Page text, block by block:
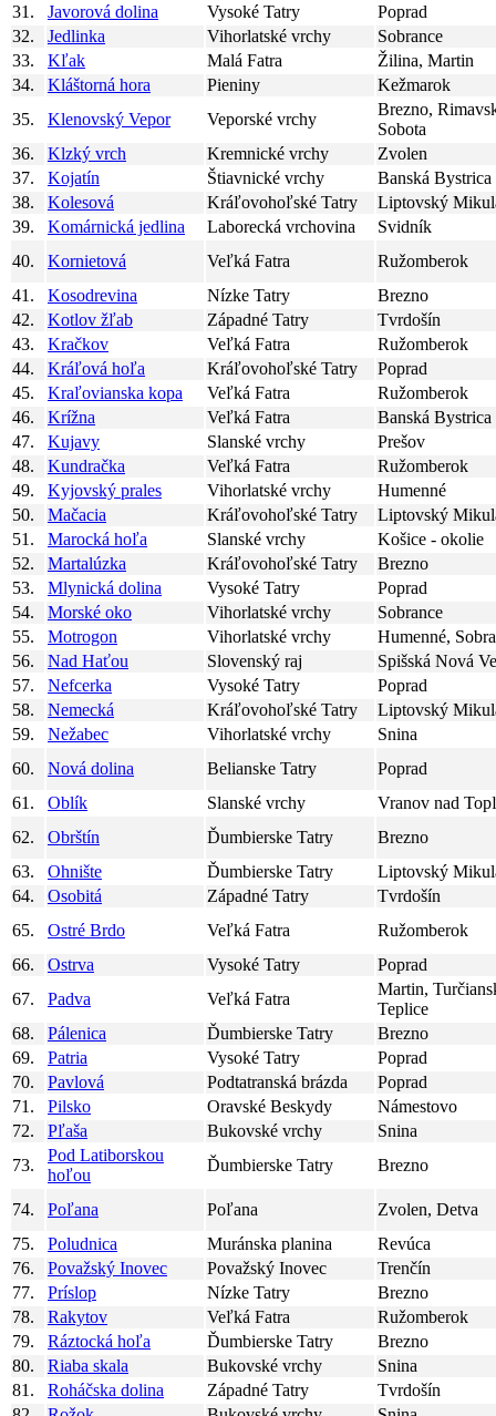
31.
Javorová dolina Vysoké Tatry
Poprad
32.
Jedlinka Vihorlatské vrchy
Sobrance
33.
Kľak Malá Fatra
Žilina, Martin
34.
Kláštorná hora Pieniny
Kežmarok
35.
Klenovský Vepor Veporské vrchy
Brezno,
Sobota
36.
Klzký vrch Kremnické vrchy
Zvolen
37.
Kojatín Štiavnické vrchy
Banská Bystrica
38.
Kolesová Kráľovohoľské Tatry
Liptovský
39.
Komárnická jedlina Laborecká vrchovina
Svidník
40.
Kornietová Veľká Fatra
Ružomberok
41.
Kosodrevina Nízke Tatry
Brezno
42.
Kotlov žľab Západné Tatry
Tvrdošín
43.
Kračkov Veľká Fatra
Ružomberok
44.
Kráľová hoľa Kráľovohoľské Tatry
Poprad
45.
Kraľovianska kopa Veľká Fatra
Ružomberok
46.
Krížna Veľká Fatra
Banská Bystrica
47.
Kujavy Slanské vrchy
Prešov
48.
Kundračka Veľká Fatra
Ružomberok
49.
Kyjovský prales Vihorlatské vrchy
Humenné
50.
Mačacia Kráľovohoľské Tatry
Liptovský
51.
Marocká hoľa Slanské vrchy
Košice - okolie
52.
Martalúzka Kráľovohoľské Tatry
Brezno
53.
Mlynická dolina Vysoké Tatry
Poprad
54.
Morské oko Vihorlatské vrchy
Sobrance
55.
Motrogon Vihorlatské vrchy
Humenné,
56.
Nad Haťou Slovenský raj
Spišská Nová
57.
Nefcerka Vysoké Tatry
Poprad
58.
Nemecká Kráľovohoľské Tatry
Liptovský
59.
Nežabec Vihorlatské vrchy
Snina
60.
Nová dolina Belianske Tatry
Poprad
61.
Oblík Slanské vrchy
Vranov nad
62.
Obrštín Ďumbierske Tatry
Brezno
63.
Ohnište Ďumbierske Tatry
Liptovský
64.
Osobitá Západné Tatry
Tvrdošín
65.
Ostré Brdo Veľká Fatra
Ružomberok
66.
Ostrva Vysoké Tatry
Poprad
67.
Padva Veľká Fatra
Martin,
Teplice
68.
Pálenica Ďumbierske Tatry
Brezno
69.
Patria Vysoké Tatry
Poprad
70.
Pavlová Podtatranská brázda
Poprad
71.
Pilsko Oravské Beskydy
Námestovo
72.
Pľaša Bukovské vrchy
Snina
73.
Pod Latiborskou
hoľou
Ďumbierske Tatry Brezno
74. Poľana Poľana
Zvolen, Detva
75.
Poludnica Muránska planina
Revúca
76.
Považský Inovec Považský Inovec
Trenčín
77.
Príslop Nízke Tatry
Brezno
78.
Rakytov Veľká Fatra
Ružomberok
79.
Ráztocká hoľa Ďumbierske Tatry
Brezno
80.
Riaba skala Bukovské vrchy
Snina
81.
Roháčska dolina Západné Tatry
Tvrdošín